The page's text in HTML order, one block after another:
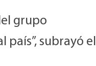
grupo
subrayó el